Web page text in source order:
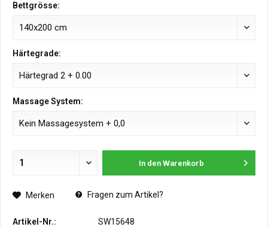
Bettgrösse:
Härtegrade:
Massage System:
In den Warenkorb
Merken Fragen zum Artikel?
Artikel-Nr.: SW15648